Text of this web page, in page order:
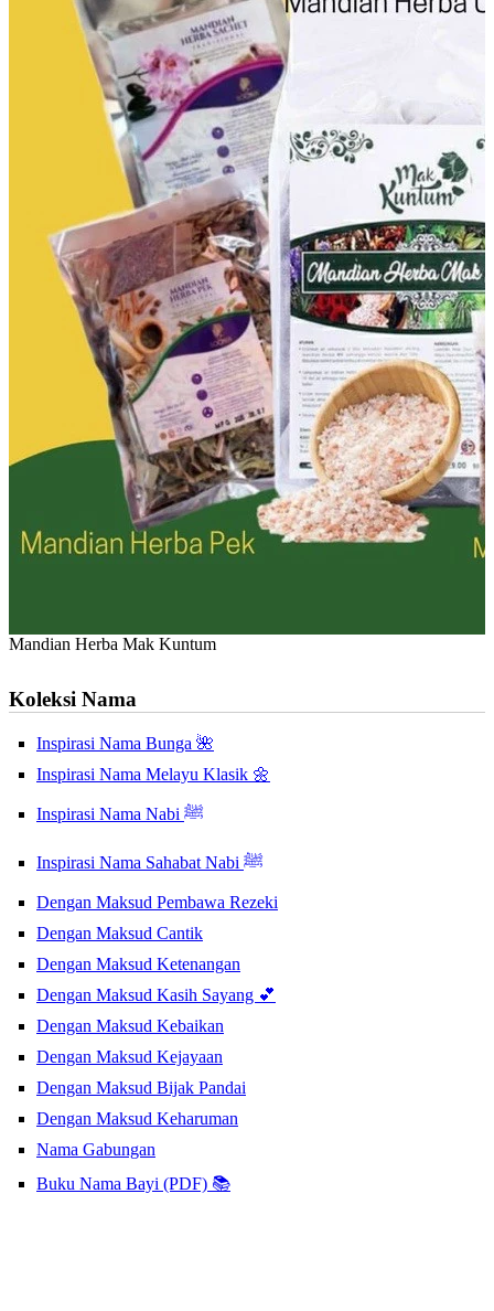
Mandian Herba Mak Kuntum
Koleksi Nama
Inspirasi Nama Bunga 🌺
Inspirasi Nama Melayu Klasik 🌼
Inspirasi Nama Nabi ﷺ
Inspirasi Nama Sahabat Nabi ﷺ
Dengan Maksud Pembawa Rezeki
Dengan Maksud Cantik
Dengan Maksud Ketenangan
Dengan Maksud Kasih Sayang 💕
Dengan Maksud Kebaikan
Dengan Maksud Kejayaan
Dengan Maksud Bijak Pandai
Dengan Maksud Keharuman
Nama Gabungan
Buku Nama Bayi (PDF) 📚